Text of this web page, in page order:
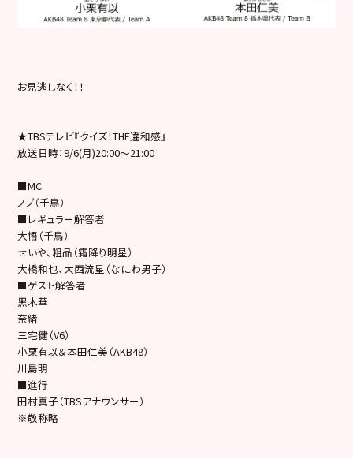
お見逃しなく！！
★TBSテレビ『クイズ！THE違和感』
放送日時：9/6(月)20:00〜21:00
■MC
ノブ（千鳥）
■レギュラー解答者
大悟（千鳥）
せいや、粗品（霜降り明星）
大橋和也、大西流星（なにわ男子）
■ゲスト解答者
黒木華
奈緒
三宅健（V6）
小栗有以＆本田仁美（AKB48）
川島明
■進行
田村真子（TBSアナウンサー）
※敬称略